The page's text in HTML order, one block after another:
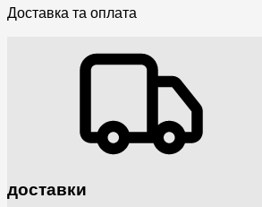
Доставка та оплата
доставки